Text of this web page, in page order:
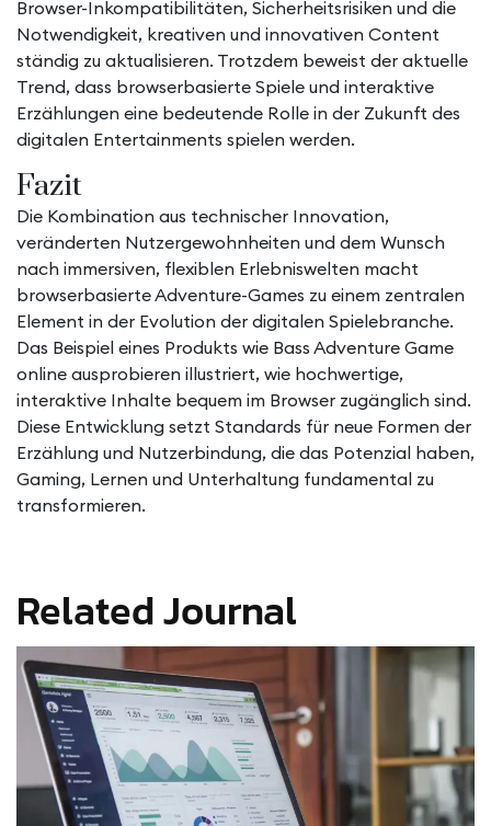
Browser-Inkompatibilitäten, Sicherheitsrisiken und die
Notwendigkeit, kreativen und innovativen Content
ständig zu aktualisieren. Trotzdem beweist der aktuelle
Trend, dass browserbasierte Spiele und interaktive
Erzählungen eine bedeutende Rolle in der Zukunft des
digitalen Entertainments spielen werden.
Fazit
Die Kombination aus technischer Innovation,
veränderten Nutzergewohnheiten und dem Wunsch
nach immersiven, flexiblen Erlebniswelten macht
browserbasierte Adventure-Games zu einem zentralen
Element in der Evolution der digitalen Spielebranche.
Das Beispiel eines Produkts wie Bass Adventure Game
online ausprobieren illustriert, wie hochwertige,
interaktive Inhalte bequem im Browser zugänglich sind.
Diese Entwicklung setzt Standards für neue Formen der
Erzählung und Nutzerbindung, die das Potenzial haben,
Gaming, Lernen und Unterhaltung fundamental zu
transformieren.
Related Journal